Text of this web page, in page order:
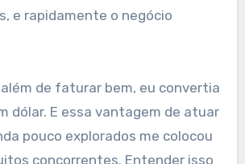
e rapidamente o negócio
de faturar bem, eu convertia
dólar. E essa vantagem de atuar
pouco explorados me colocou
concorrentes. Entender isso